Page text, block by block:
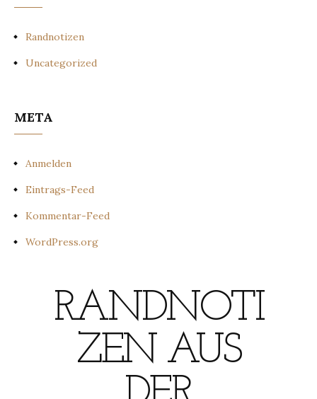
Randnotizen
Uncategorized
META
Anmelden
Eintrags-Feed
Kommentar-Feed
WordPress.org
RANDNOTI
ZEN AUS